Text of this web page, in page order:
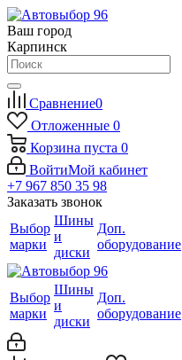
Ваш город
Карпинск
Сравнение0
Отложенные 0
Корзина пуста 0
ВойтиМой кабинет
+7 967 850 35 98
Заказать звонок
Выбор
марки
Шины
и
диски
Доп.
оборудование
Выбор
марки
Шины
и
диски
Доп.
оборудование